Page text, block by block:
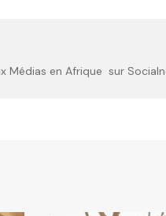
Médias en Afrique sur